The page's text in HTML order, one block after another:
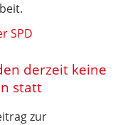
SPD
derzeit keine
statt
zur